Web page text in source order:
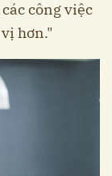
công việc
hơn."